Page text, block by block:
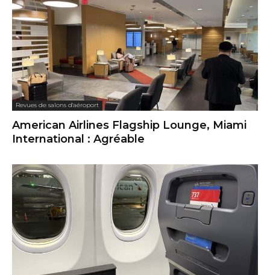
Revues de salons d'aéroport
American Airlines Flagship Lounge, Miami
International : Agréable